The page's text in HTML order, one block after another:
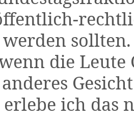
die Leute
ich das